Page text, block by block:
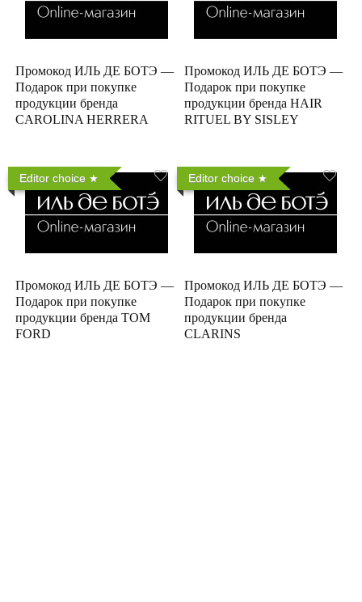
Промокод ИЛЬ ДЕ БОТЭ —
Подарок при покупке
продукции бренда
CAROLINA HERRERA
Промокод ИЛЬ ДЕ БОТЭ —
Подарок при покупке
продукции бренда HAIR
RITUEL BY SISLEY
Editor choice
Промокод ИЛЬ ДЕ БОТЭ —
Подарок при покупке
продукции бренда TOM
FORD
Editor choice
Промокод ИЛЬ ДЕ БОТЭ —
Подарок при покупке
продукции бренда
CLARINS